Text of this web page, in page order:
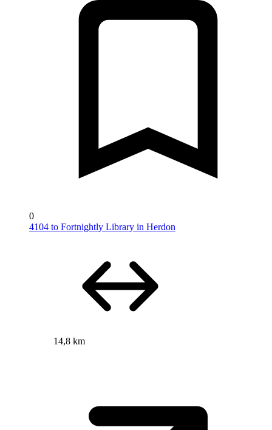
0
4104 to Fortnightly Library in Herdon
14,8 km